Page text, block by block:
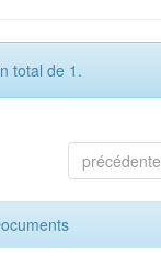
total de 1.
précédente